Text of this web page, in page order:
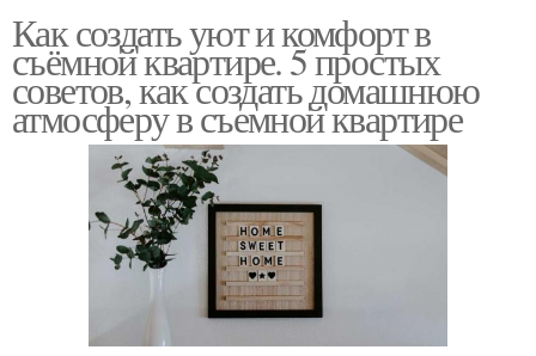
Как создать уют и комфорт в
съёмной квартире. 5 простых
советов, как создать домашнюю
атмосферу в съемной квартире